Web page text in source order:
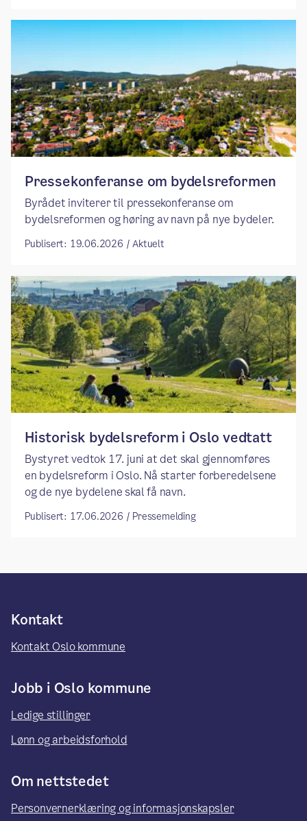
Pressekonferanse om bydelsreformen
Byrådet inviterer til pressekonferanse om
bydelsreformen og høring av navn på nye bydeler.
Publisert: 19.06.2026 / Aktuelt
​​Historisk bydelsreform i Oslo vedtatt​
Bystyret vedtok 17. juni at det skal gjennomføres
en bydelsreform i Oslo. Nå starter forberedelsene
og de nye bydelene skal få navn.
Publisert: 17.06.2026 / Pressemelding
Kontakt
Kontakt Oslo kommune
Jobb i Oslo kommune
Ledige stillinger
Lønn og arbeidsforhold
Om nettstedet
Personvernerklæring og informasjonskapsler